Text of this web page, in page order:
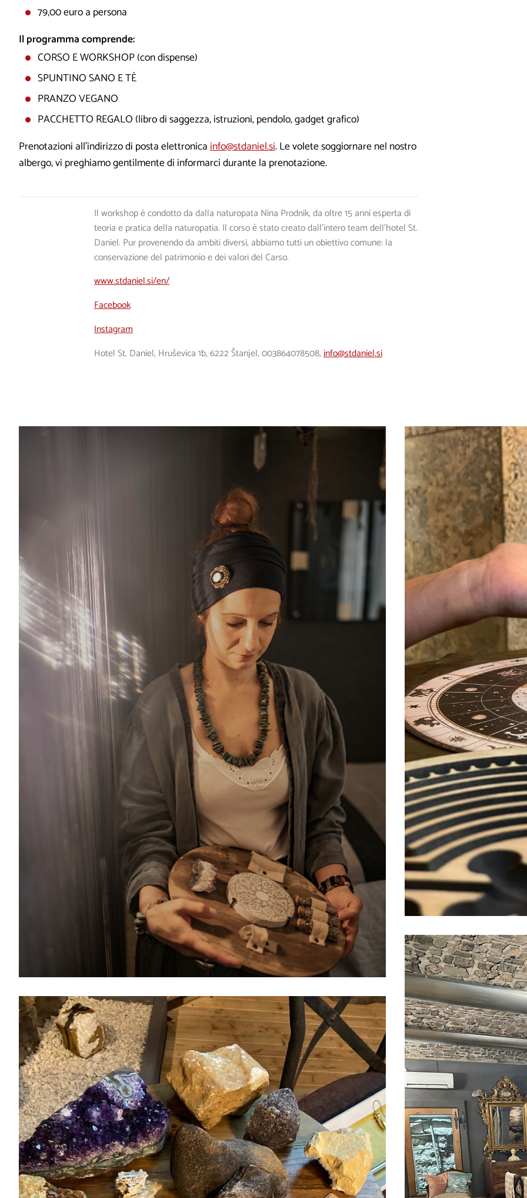
79,00 euro a persona
Il programma comprende:
CORSO E WORKSHOP (con dispense)
SPUNTINO SANO E TÈ
PRANZO VEGANO
PACCHETTO REGALO (libro di saggezza, istruzioni, pendolo, gadget grafico)
Prenotazioni all’indirizzo di posta elettronicainfo@stdaniel.si. Le volete soggiornare nel nostro
albergo, vi preghiamo gentilmente di informarci durante la prenotazione.
Il workshop è condotto da dalla naturopata Nina Prodnik, da oltre 15 anni esperta di
teoria e pratica della naturopatia. Il corso è stato creato dall’intero team dell’hotel St.
Daniel. Pur provenendo da ambiti diversi, abbiamo tutti un obiettivo comune: la
conservazione del patrimonio e dei valori del Carso.
www.stdaniel.si/en/
Facebook
Instagram
Hotel St. Daniel, Hruševica 1b, 6222 Štanjel, 003864078508,info@stdaniel.si